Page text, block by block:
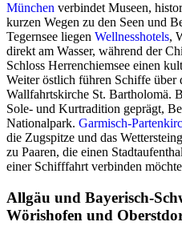
München verbindet Museen,
kurzen Wegen zu den Seen und
Tegernsee liegen Wellnesshotels,
direkt am Wasser, während der
Schloss Herrenchiemsee einen
Weiter östlich führen Schiffe über
Wallfahrtskirche St. Bartholomä.
Sole- und Kurtradition geprägt,
Nationalpark. Garmisch-
die Zugspitze und das
zu Paaren, die einen
einer Schifffahrt verbinden
Allgäu und Bayerisch-
Wörishofen und